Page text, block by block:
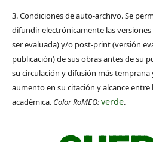
3. Condiciones de auto-archivo. Se
difundir electrónicamente las
ser evaluada) y/o post-print (versión
publicación) de sus obras antes de su
su circulación y difusión más temprana
aumento en su citación y alcance entre
académica. Color RoMEO:verde.